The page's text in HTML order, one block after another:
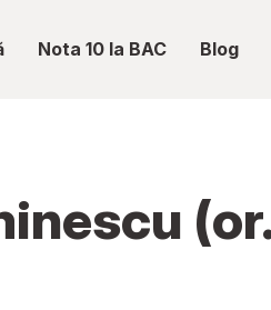
Nota 10 la BAC Blog